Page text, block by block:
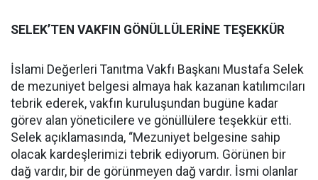
SELEK’TEN VAKFIN GÖNÜLLÜLERİNE TEŞEKKÜR
İslami Değerleri Tanıtma Vakfı Başkanı Mustafa Selek
de mezuniyet belgesi almaya hak kazanan katılımcıları
tebrik ederek, vakfın kuruluşundan bugüne kadar
görev alan yöneticilere ve gönüllülere teşekkür etti.
Selek açıklamasında, “Mezuniyet belgesine sahip
olacak kardeşlerimizi tebrik ediyorum. Görünen bir
dağ vardır, bir de görünmeyen dağ vardır. İsmi olanlar